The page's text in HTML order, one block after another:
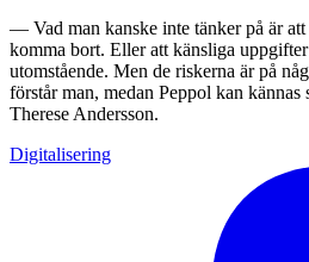
— Vad man kanske inte tänker på är att
komma bort. Eller att känsliga uppgifter
utomstående. Men de riskerna är på
förstår man, medan Peppol kan kännas
Therese Andersson.
Digitalisering